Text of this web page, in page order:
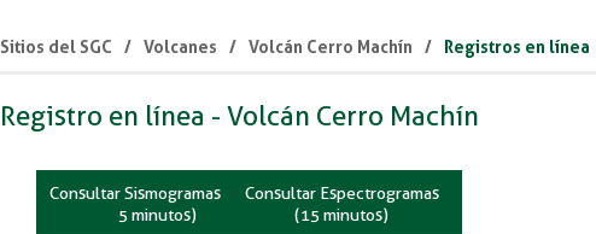
Sitios del SGC Volcanes Volcán Cerro Machín Registros en línea
Registro en línea - Volcán Cerro Machín
Consultar Sismogramas (cada
5 ​minutos)
Consultar Espectrogramas
(15 minutos)